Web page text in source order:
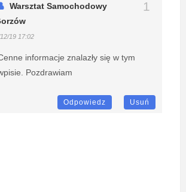
Warsztat Samochodowy
19 17:02
informacje znalazły się w tym
Pozdrawiam
Odpowiedz Usuń